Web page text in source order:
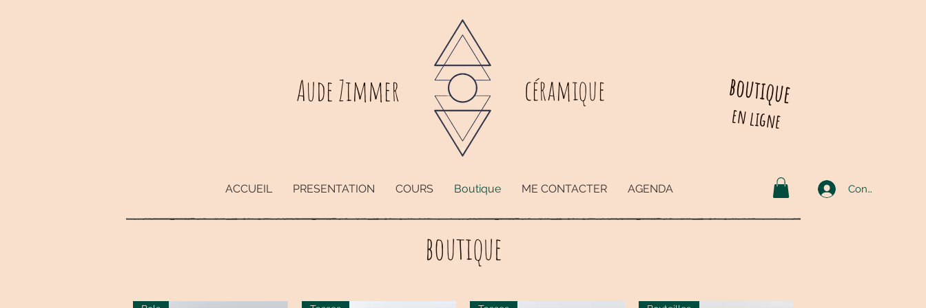
Aude Zimmer céramique boutique
en ligne
ACCUEIL PRESENTATION COURS Boutique ME CONTACTER AGENDA Connexion
boutique